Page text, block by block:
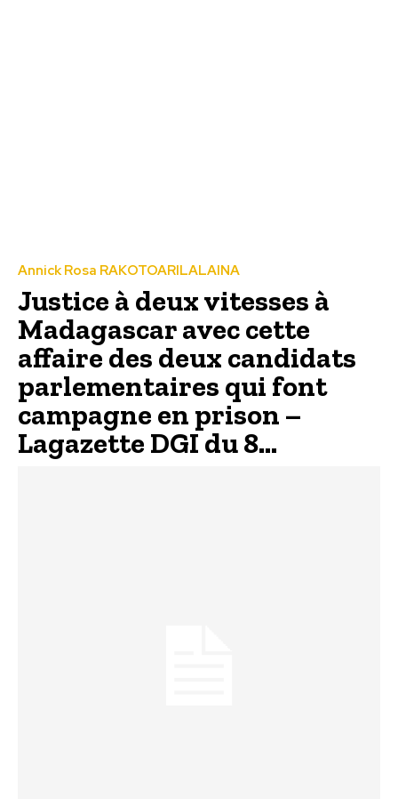
Annick Rosa RAKOTOARILALAINA
Justice à deux vitesses à
Madagascar avec cette
affaire des deux candidats
parlementaires qui font
campagne en prison –
Lagazette DGI du 8...